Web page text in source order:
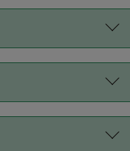
長機能をご利用くださ
の上事前申請すること
います。
ューの平均値、などで
EXPRESS／Diners